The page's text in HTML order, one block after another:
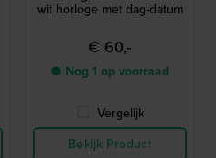
wit horloge met dag-datum
€ 60,-
● Nog 1 op voorraad
Vergelijk
Bekijk Product